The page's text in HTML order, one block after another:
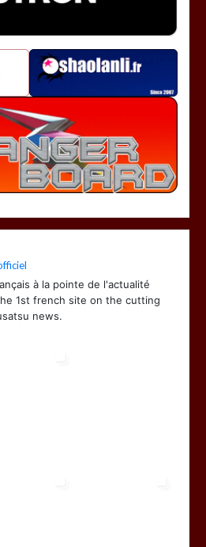
à la pointe de l'actualité
1st french site on the cutting
news.